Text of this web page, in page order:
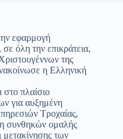
εφαρμογή
όλη την επικράτεια,
της
η Ελληνική
πλαίσιο
για αυξημένη
Τροχαίας,
συνθηκών ομαλής
μετακίνησης των